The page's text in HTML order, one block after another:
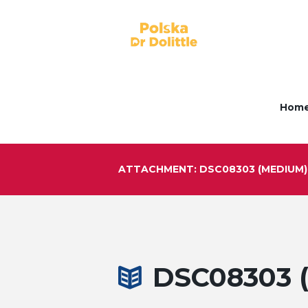
ATTACHMENT: DSC08303 (MEDIUM)
DSC08303